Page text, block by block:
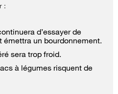
:
d’essayer de
un bourdonnement.
sera trop froid.
à légumes risquent de